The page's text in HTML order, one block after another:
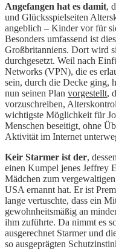
Angefangen hat es damit,
und Glücksspielseiten
angeblich – Kinder vor für
Besonders umfassend ist
Großbritanniens. Dort wird
durchgesetzt. Weil nach
Networks (VPN), die es
sein, durch die Decke ging,
nun seinen Plan vorgestellt,
vorzuschreiben,
wichtigste Möglichkeit für
Menschen beseitigt, ohne
Aktivität im Internet
Keir Starmer ist der,
einen Kumpel jenes Jeffrey
Mädchen zum
USA ernannt hat. Er ist
lange vertuschte, dass ein
gewohnheitsmäßig an
ihm zuführte. Da nimmt es
ausgerechnet Starmer und
so ausgeprägten